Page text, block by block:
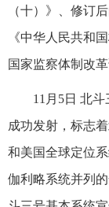
（十）》、修订
《中华人民共和
国家监察体制改
11月5日 北
成功发射，标志
和美国全球定位
伽利略系统并列